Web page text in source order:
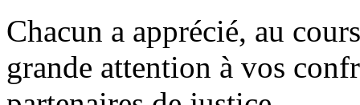
Chacun a apprécié, au
grande attention à vos